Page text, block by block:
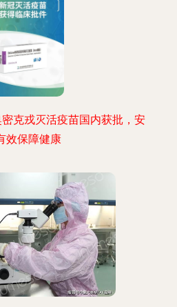
克戎灭活疫苗国内获批，安
效保障健康